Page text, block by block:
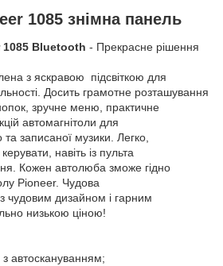
1085 знімна панель
1085 Bluetooth - Прекрасне рішення
з яскравою підсвіткою для
Досить грамотне розташування
зручне меню, практичне
автомагнітоли для
записаної музики. Легко,
навіть із пульта
Кожен автолюба зможе гідно
Pioneer. Чудова
чудовим дизайном і гарним
низькою ціною!
автоскануванням;